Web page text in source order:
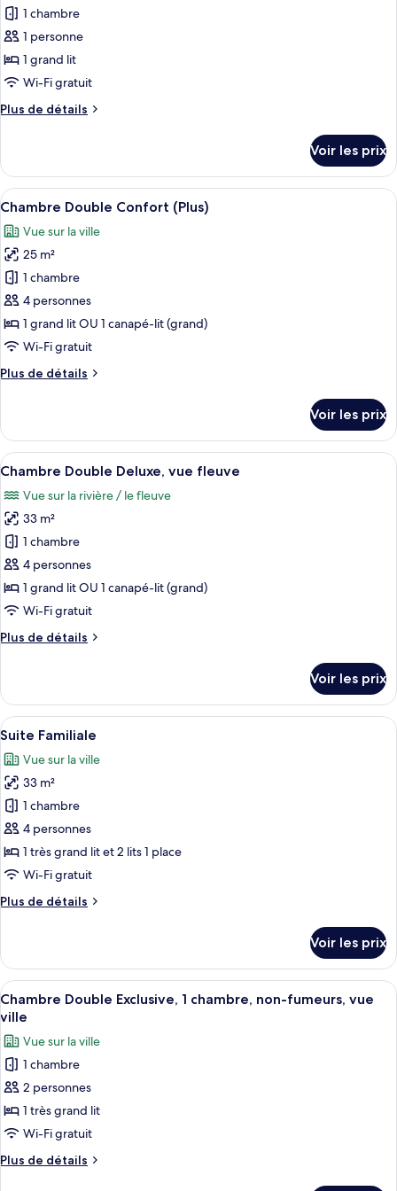
fleuve
pour
ce
type
de
chambre :
Chambre
vue
fleuve
1 chambre
1 personne
1 grand lit
Wi-Fi gratuit
Plus de détails
Plus
le
type
de
Chambre
Simple
Supérieure,
vue
fleuve
Voir les prix
Afficher
toutes
les
photos
pour
ce
type
de
chambre :
Chambre
(Plus)
Une chambre d’hôtel avec un lit, un
6
Chambre Double Confort (Plus)
Vue sur la ville
25 m²
1 chambre
4 personnes
1 grand lit OU 1 canapé-lit (grand)
Wi-Fi gratuit
Plus de détails
Plus
le
type
de
Chambre
Double
Confort
(Plus)
Voir les prix
Afficher
toutes
les
photos
pour
ce
type
de
chambre :
Chambre
vue
fleuve
Un lit bien fait, recouvert d’une
6
Chambre Double Deluxe, vue fleuve
Vue sur la rivière / le fleuve
33 m²
1 chambre
4 personnes
1 grand lit OU 1 canapé-lit (grand)
Wi-Fi gratuit
Plus de détails
Plus
le
type
de
Chambre
Double
Deluxe,
vue
fleuve
Voir les prix
Afficher
toutes
les
photos
pour
ce
type
de
chambre :
Suite
Une chambre d’hôtel moderne
5
Suite Familiale
Vue sur la ville
33 m²
1 chambre
4 personnes
1 très grand lit et 2 lits 1 place
Wi-Fi gratuit
Plus de détails
Plus
le
type
de
chambre
Familiale
Voir les prix
Afficher
toutes
les
photos
pour
ce
type
de
chambre :
Chambre
Une chambre moderne avec un
5
Chambre Double Exclusive, 1 chambre, non-fumeurs, vue
ville
Vue sur la ville
1 chambre
2 personnes
1 très grand lit
Wi-Fi gratuit
Plus de détails
Plus